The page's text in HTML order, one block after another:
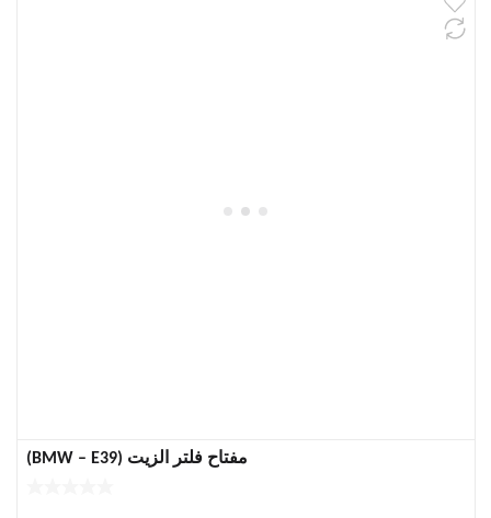
مفتاح فلتر الزيت (BMW – E39)